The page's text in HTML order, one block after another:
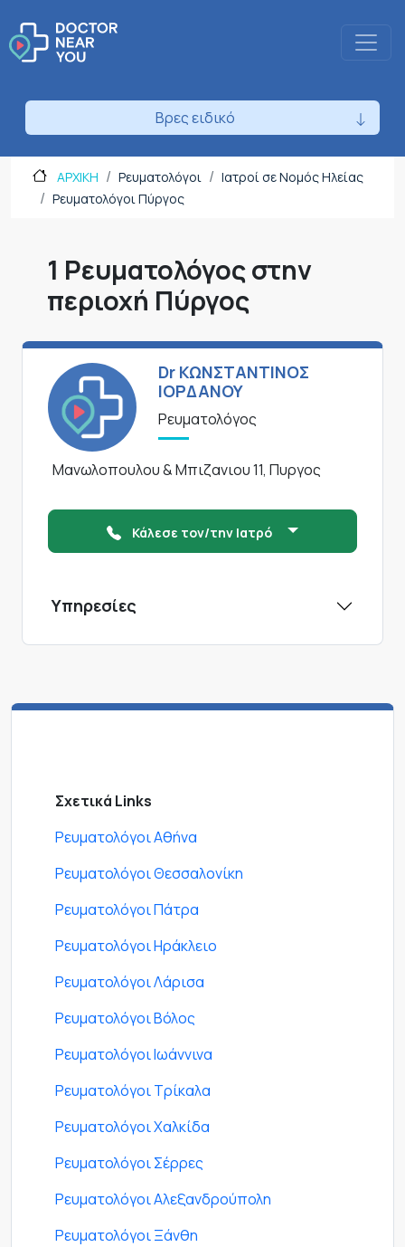
Βρες ειδικό
ΑΡΧΙΚΗ Ρευματολόγοι
Ιατροί σε Νομός Ηλείας
Ρευματολόγοι Πύργος
1 Ρευματολόγος στην
περιοχή Πύργος
Dr ΚΩΝΣΤΑΝΤΙΝΟΣ
ΙΟΡΔΑΝΟΥ
Ρευματολόγος
Μανωλοπουλου & Μπιζανιου 11, Πυργος
Κάλεσε τον/την Ιατρό
Υπηρεσίες
Σχετικά Links
Ρευματολόγοι Αθήνα
Ρευματολόγοι Θεσσαλονίκη
Ρευματολόγοι Πάτρα
Ρευματολόγοι Ηράκλειο
Ρευματολόγοι Λάρισα
Ρευματολόγοι Βόλος
Ρευματολόγοι Ιωάννινα
Ρευματολόγοι Τρίκαλα
Ρευματολόγοι Χαλκίδα
Ρευματολόγοι Σέρρες
Ρευματολόγοι Αλεξανδρούπολη
Ρευματολόγοι Ξάνθη